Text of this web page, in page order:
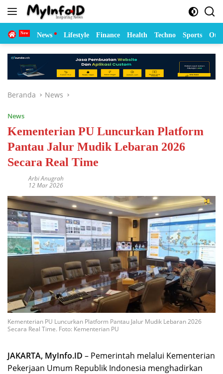
Langsung
Home News Lifestyle Finance Health Techno Sports
Beranda News
News
Kementerian PU Luncurkan Platform
Pantau Jalur Mudik Lebaran 2026
Secara Real Time
Arbi Anugrah
12 Mar 2026
Kementerian PU Luncurkan Platform Pantau Jalur Mudik Lebaran 2026
Secara Real Time. Foto: Kementerian PU
JAKARTA, MyInfo.ID – Pemerintah melalui Kementerian
Pekerjaan Umum Republik Indonesia menghadirkan